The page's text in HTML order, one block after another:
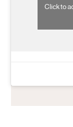
Click to